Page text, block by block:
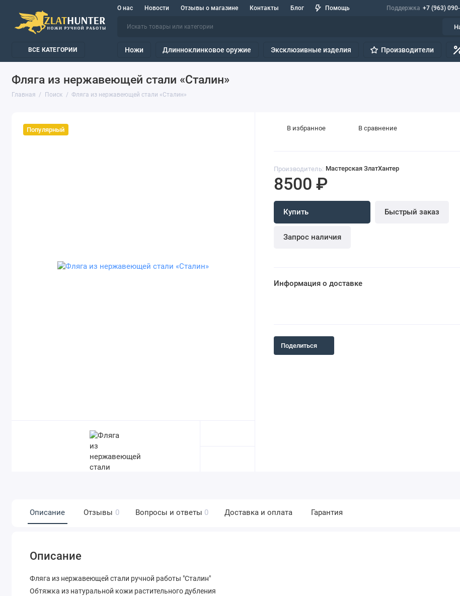
О нас Новости Отзывы о магазине Контакты Блог Помощь Поддержка +7 (963)
ВСЕ КАТЕГОРИИ Ножи Длинноклинковое оружие Эксклюзивные изделия Производители
Фляга из нержавеющей стали «Сталин»
Главная Поиск Фляга из нержавеющей стали «Сталин»
Популярный
Мастерская ЗлатХантер
Производитель
8500 ₽
Купить Быстрый заказ
Запрос наличия
В избранное В сравнение
Информация о доставке
Поделиться
Описание Отзывы 0 Вопросы и ответы 0 Доставка и оплата Гарантия
Описание
Фляга из нержавеющей стали ручной работы "Сталин"
Обтяжка из натуральной кожи растительного дубления